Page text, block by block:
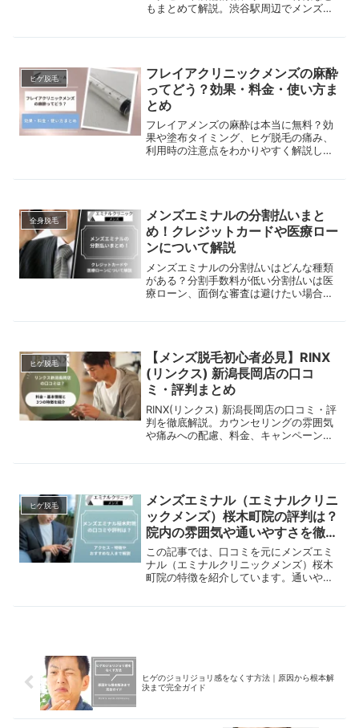
もまとめて解説。渋谷駅周辺でメンズ脱
ヒゲ脱毛
フレイアクリニックメンズの麻酔
ってどう？効果・料金・使い方ま
とめ
フレイアメンズの麻酔は本当に無料？効
果や塗布タイミング、ヒゲ脱毛の痛み、
利用時の注意点をわかりやすく解説しま
全身脱毛
メンズエミナルの分割払いまと
め！クレジットカードや医療ロー
ンについて解説
メンズエミナルの分割払いはどんな種類
がある？分割手数料が低い分割払いは医
療ローン、面倒な審査は避けたい場合は
払い方法を選びましょう。申し込み条件
ヒゲ脱毛
【メンズ脱毛初心者必見】RINX
(リンクス) 新潟長岡店の口コ
ミ・評判まとめ
RINX(リンクス) 新潟長岡店の口コミ・評
判を徹底解説。カウンセリングの雰囲気
や痛みへの配慮、料金、キャンペーン情
ます。メンズ脱毛で後悔したくない方は
ヒゲ脱毛
メンズエミナル（エミナルクリニ
ックメンズ）桜木町院の評判は？
院内の雰囲気や通いやすさを徹底
解説
この記事では、口コミを元にメンズエミ
ナル（エミナルクリニックメンズ）桜木
町院の特徴を紹介しています。通いやす
ヒゲのジョリジョリ感をなくす方法｜原因から根本解
決まで完全ガイド